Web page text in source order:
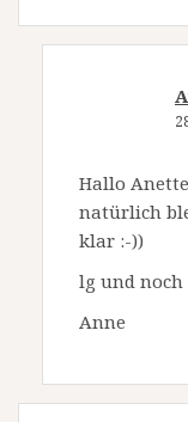
Hallo
natürlich
klar :-))
lg und
Anne